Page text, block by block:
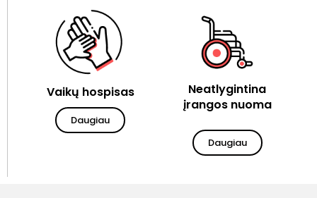
Vaikų hospisas
Daugiau
Neatlygintina
įrangos nuoma
Daugiau